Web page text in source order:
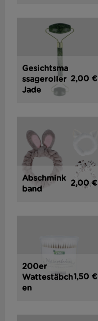
Gesichtsma
ssageroller
Jade
2,00 €
Abschmink
band
2,00 €
200er
Wattestäbch
en
1,50 €